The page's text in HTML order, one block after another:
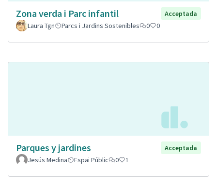
Zona verda i Parc infantil
Acceptada
Laura Tgn
Parcs i Jardins Sostenibles 0 0
Parques y jardines
Acceptada
Jesús Medina
Espai Públic 0 1